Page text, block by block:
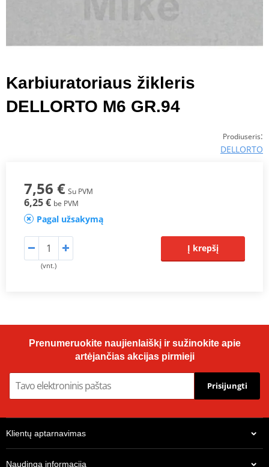
Karbiuratoriaus žikleris
DELLORTO M6 GR.94
Prodiuseris:
DELLORTO
7,56 € Su PVM
6,25 € be PVM
Pagal užsakymą
(vnt.)
Į krepšį
Prenumeruokite naujienlaiškį ir sužinokite apie
artėjančias akcijas pirmieji
Prisijungti
Klientų aptarnavimas
Naudinga informacija